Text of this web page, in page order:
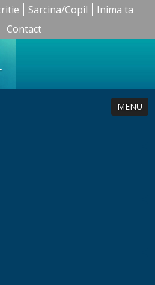
Sarcina/Copil
Inima ta
Contact
MENU